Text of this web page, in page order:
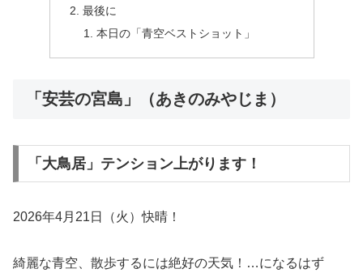
最後に
本日の「青空ベストショット」
「安芸の宮島」（あきのみやじま）
「大鳥居」テンション上がります！
2026年4月21日（火）快晴！
綺麗な青空、散歩するには絶好の天気！…になるはず